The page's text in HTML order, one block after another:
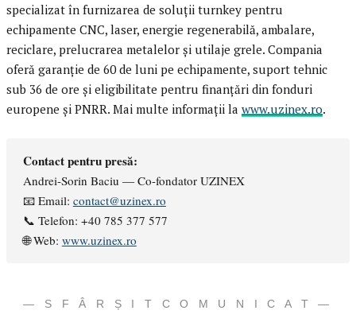
specializat în furnizarea de soluții turnkey pentru
echipamente CNC, laser, energie regenerabilă, ambalare,
reciclare, prelucrarea metalelor și utilaje grele. Compania
oferă garanție de 60 de luni pe echipamente, suport tehnic
sub 36 de ore și eligibilitate pentru finanțări din fonduri
europene și PNRR. Mai multe informații la www.uzinex.ro.
Contact pentru presă:
Andrei-Sorin Baciu — Co-fondator UZINEX
📧 Email: contact@uzinex.ro
📞 Telefon: +40 785 377 577
🌐 Web: www.uzinex.ro
— S F Â R Ș I T C O M U N I C A T —